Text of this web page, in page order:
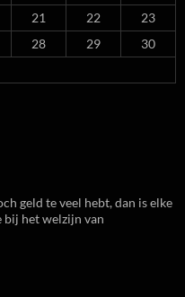
21 22
23
28 29
30
geld te veel hebt, dan is elke
bij het welzijn van